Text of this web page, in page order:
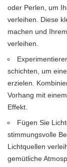
oder Perlen, um
verleihen. Diese
machen und
verleihen.
schichten, um
erzielen.
Vorhang mit
Effekt.
Fügen Sie
stimmungsvolle
Lichtquellen
gemütliche